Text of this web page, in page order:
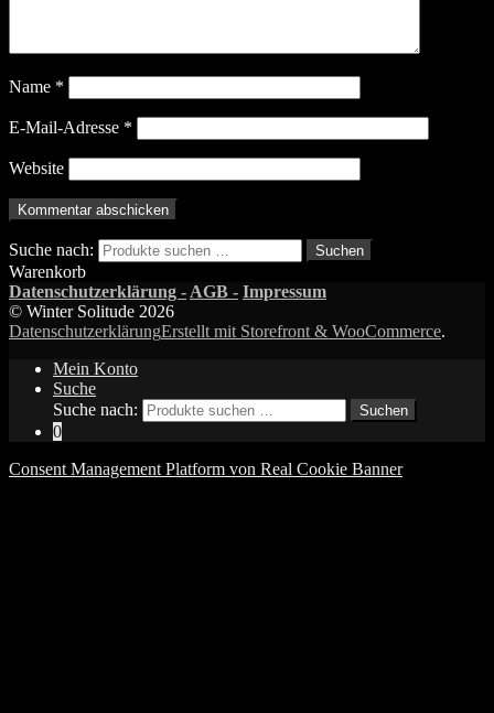
Name *
E-Mail-Adresse *
Website
Suche nach: Suchen
Warenkorb
Datenschutzerklärung - AGB - Impressum
© Winter Solitude 2026
DatenschutzerklärungErstellt mit Storefront & WooCommerce.
Mein Konto
Suche
Suche nach:
Suchen
0
Consent Management Platform von Real Cookie Banner